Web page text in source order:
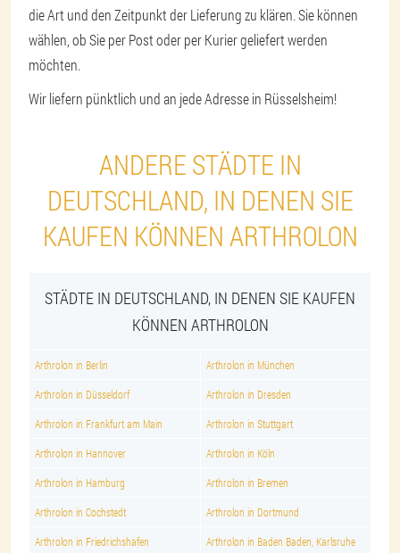
die Art und den Zeitpunkt der Lieferung zu klären. Sie können
wählen, ob Sie per Post oder per Kurier geliefert werden
möchten.
Wir liefern pünktlich und an jede Adresse in Rüsselsheim!
ANDERE STÄDTE IN
DEUTSCHLAND, IN DENEN SIE
KAUFEN KÖNNEN ARTHROLON
STÄDTE IN DEUTSCHLAND, IN DENEN SIE KAUFEN
KÖNNEN ARTHROLON
Arthrolon in Berlin Arthrolon in München
Arthrolon in Düsseldorf Arthrolon in Dresden
Arthrolon in Frankfurt am Main Arthrolon in Stuttgart
Arthrolon in Hannover Arthrolon in Köln
Arthrolon in Hamburg Arthrolon in Bremen
Arthrolon in Cochstedt Arthrolon in Dortmund
Arthrolon in Friedrichshafen Arthrolon in Baden Baden, Karlsruhe